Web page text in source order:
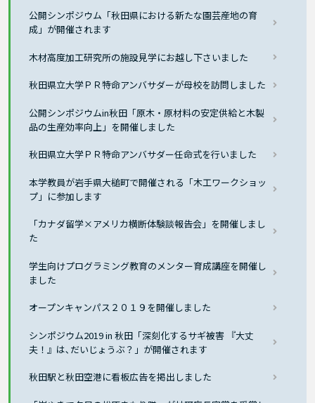
公開シンポジウム「秋田県における新たな園芸産地の育
成」が開催されます
木材高度加工研究所の施設見学にお越し下さいました
秋田県立大学ＰＲ特命アンバサダーが母校を訪問しました
公開シンポジウムin秋田「原木・原材料の安定供給と木製
品の生産効率向上」を開催しました
秋田県立大学ＰＲ特命アンバサダー任命式を行いました
本学教員が岩手県大槌町で開催される「木工ワークショッ
プ」に参加します
「カナダ留学×アメリカ横断体験談報告会」を開催しまし
た
学生向けプログラミング教育のメンター育成講座を開催し
ました
オープンキャンパス２０１９を開催しました
シンポジウム2019 in 秋田「深刻化するサギ被害 『大丈
夫！』は､だいじょうぶ？」が開催されます
秋田駅と秋田空港に看板広告を掲出しました